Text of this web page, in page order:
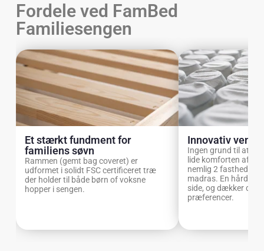
Fordele ved FamBed
Familiesengen
Et stærkt fundment for
familiens søvn
Rammen (gemt bag coveret) er
udformet i solidt FSC certificeret træ
der holder til både børn of voksne
hopper i sengen.
Innovativ
Ingen grund til at
lide komforten af
nemlig 2 fastheder i
madras. En hård
side, og dækker
præferencer.